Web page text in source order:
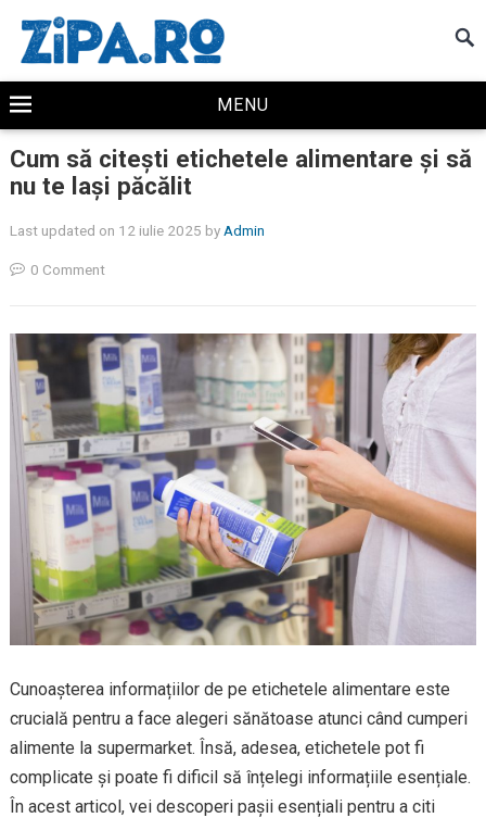
MENU
Cum să citești etichetele alimentare și să
nu te lași păcălit
Last updated on 12 iulie 2025 by Admin
0 Comment
Cunoașterea informațiilor de pe etichetele alimentare este
crucială pentru a face alegeri sănătoase atunci când cumperi
alimente la supermarket. Însă, adesea, etichetele pot fi
complicate și poate fi dificil să înțelegi informațiile esențiale.
În acest articol, vei descoperi pașii esențiali pentru a citi